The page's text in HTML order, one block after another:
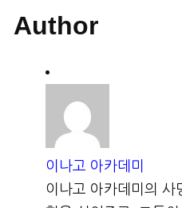
Author
이나고 아카데미
이나고 아카데미의 사